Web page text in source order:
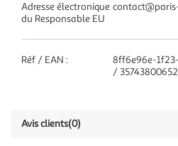
Adresse électronique
du Responsable EU
Réf / EAN :
8ff6e96e-
/
Avis clients(0)